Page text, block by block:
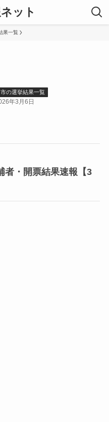
ット
果一覧
市の選挙結果一覧
年3月6日
者・開票結果速報【3